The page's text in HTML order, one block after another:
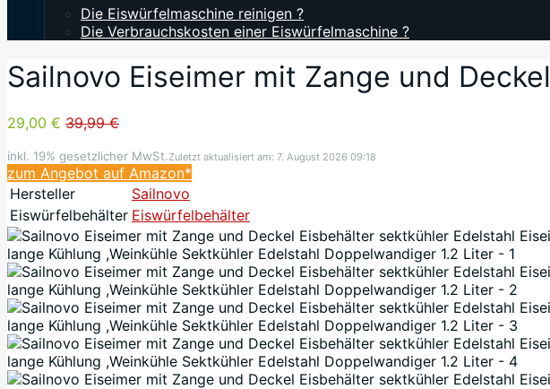
Die Eiswürfelmaschine reinigen ?
Die Verbrauchskosten einer Eiswürfelmaschine ?
Sailnovo Eiseimer mit Zange und Deckel
29,00 € 39,99 €
inkl. 19% gesetzlicher MwSt.Zuletzt aktualisiert am: 7. August 2026 09:18
zum Angebot auf Amazon*
Hersteller
Sailnovo
Eiswürfelbehälter Eiswürfelbehälter